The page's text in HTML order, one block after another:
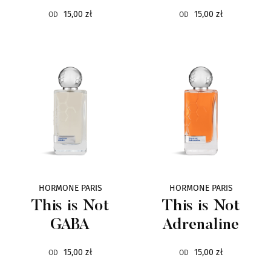
TEO CABANEL 1
OD 15,00 zł OD 15,00 zł
HORMONE PARIS
This is Not
GABA
OD 15,00 zł
HORMONE PARIS
This is Not
Adrenaline
OD 15,00 zł